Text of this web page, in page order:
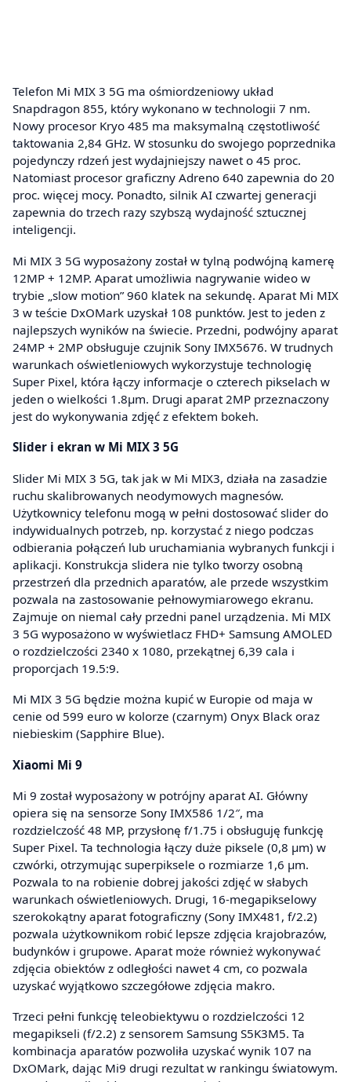
Telefon Mi MIX 3 5G ma ośmiordzeniowy układ
Snapdragon 855, który wykonano w technologii 7 nm.
Nowy procesor Kryo 485 ma maksymalną częstotliwość
taktowania 2,84 GHz. W stosunku do swojego poprzednika
pojedynczy rdzeń jest wydajniejszy nawet o 45 proc.
Natomiast procesor graficzny Adreno 640 zapewnia do 20
proc. więcej mocy. Ponadto, silnik AI czwartej generacji
zapewnia do trzech razy szybszą wydajność sztucznej
inteligencji.
Mi MIX 3 5G wyposażony został w tylną podwójną kamerę
12MP + 12MP. Aparat umożliwia nagrywanie wideo w
trybie „slow motion” 960 klatek na sekundę. Aparat Mi MIX
3 w teście DxOMark uzyskał 108 punktów. Jest to jeden z
najlepszych wyników na świecie. Przedni, podwójny aparat
24MP + 2MP obsługuje czujnik Sony IMX5676. W trudnych
warunkach oświetleniowych wykorzystuje technologię
Super Pixel, która łączy informacje o czterech pikselach w
jeden o wielkości 1.8µm. Drugi aparat 2MP przeznaczony
jest do wykonywania zdjęć z efektem bokeh.
Slider i ekran w Mi MIX 3 5G
Slider Mi MIX 3 5G, tak jak w Mi MIX3, działa na zasadzie
ruchu skalibrowanych neodymowych magnesów.
Użytkownicy telefonu mogą w pełni dostosować slider do
indywidualnych potrzeb, np. korzystać z niego podczas
odbierania połączeń lub uruchamiania wybranych funkcji i
aplikacji. Konstrukcja slidera nie tylko tworzy osobną
przestrzeń dla przednich aparatów, ale przede wszystkim
pozwala na zastosowanie pełnowymiarowego ekranu.
Zajmuje on niemal cały przedni panel urządzenia. Mi MIX
3 5G wyposażono w wyświetlacz FHD+ Samsung AMOLED
o rozdzielczości 2340 x 1080, przekątnej 6,39 cala i
proporcjach 19.5:9.
Mi MIX 3 5G będzie można kupić w Europie od maja w
cenie od 599 euro w kolorze (czarnym) Onyx Black oraz
niebieskim (Sapphire Blue).
Xiaomi Mi 9
Mi 9 został wyposażony w potrójny aparat AI. Główny
opiera się na sensorze Sony IMX586 1/2″, ma
rozdzielczość 48 MP, przysłonę f/1.75 i obsługuję funkcję
Super Pixel. Ta technologia łączy duże piksele (0,8 µm) w
czwórki, otrzymując superpiksele o rozmiarze 1,6 µm.
Pozwala to na robienie dobrej jakości zdjęć w słabych
warunkach oświetleniowych. Drugi, 16-megapikselowy
szerokokątny aparat fotograficzny (Sony IMX481, f/2.2)
pozwala użytkownikom robić lepsze zdjęcia krajobrazów,
budynków i grupowe. Aparat może również wykonywać
zdjęcia obiektów z odległości nawet 4 cm, co pozwala
uzyskać wyjątkowo szczegółowe zdjęcia makro.
Trzeci pełni funkcję teleobiektywu o rozdzielczości 12
megapikseli (f/2.2) z sensorem Samsung S5K3M5. Ta
kombinacja aparatów pozwoliła uzyskać wynik 107 na
DxOMark, dając Mi9 drugi rezultat w rankingu światowym.